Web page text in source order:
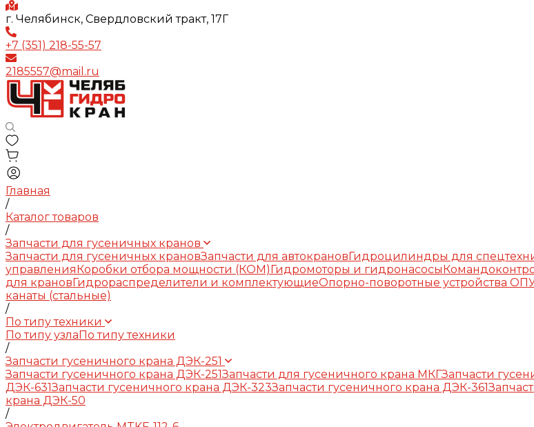
г. Челябинск, Свердловский тракт, 17Г
+7 (351) 218-55-57
2185557@mail.ru
Главная
/
Каталог товаров
/
Запчасти для гусеничных кранов
Запчасти для гусеничных крановЗапчасти для автокрановГидроцилиндры для
управленияКоробки отбора мощности (КОМ)Гидромоторы и гидронасосы
для крановГидрораспределители и комплектующиеОпорно-поворотные устройства
канаты (стальные)
/
По типу техники
По типу узлаПо типу техники
/
Запчасти гусеничного крана ДЭК-251
Запчасти гусеничного крана ДЭК-251Запчасти для гусеничного крана МКГЗапчасти
ДЭК-631Запчасти гусеничного крана ДЭК-323Запчасти гусеничного крана ДЭК-361
крана ДЭК-50
/